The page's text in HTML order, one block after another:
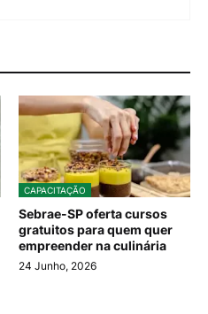
CAPACITAÇÃO
Sebrae-SP oferta cursos
gratuitos para quem quer
empreender na culinária
24 Junho, 2026